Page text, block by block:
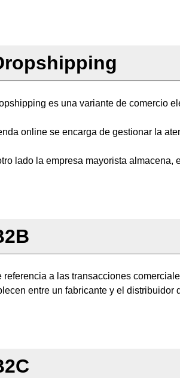
es una variante de comercio
online se encarga de gestionar la
lado la empresa mayorista
referencia a las transacciones
entre un fabricante y el distribuidor